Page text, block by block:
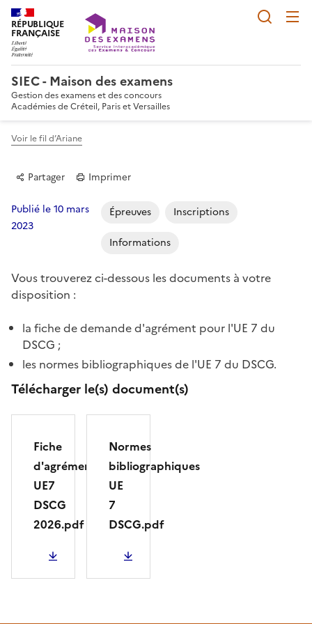
RÉPUBLIQUE
FRANÇAISE
SIEC - Maison des examens
Gestion des examens et des concours
Académies de Créteil, Paris et Versailles
Voir le fil d’Ariane
Partager Imprimer
Partager sur Facebook
Partager sur Twitter
Partager sur LinkedIn
Publié le 10 mars
2023
Épreuves Inscriptions
Informations
Vous trouverez ci-dessous les documents à votre
disposition :
la fiche de demande d'agrément pour l'UE 7 du
DSCG ;
les normes bibliographiques de l'UE 7 du DSCG.
Télécharger le(s) document(s)
Fiche
d'agrément
UE7
DSCG
2026.pdf
PDF - 244.11 Ko
Normes
bibliographiques
UE
7
DSCG.pdf
PDF - 172.41 Ko